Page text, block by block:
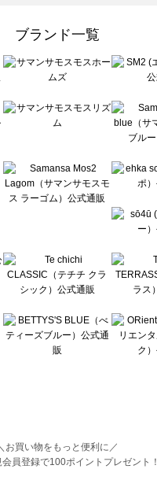
ールインワン一覧
インワン一覧
クラシック）のオールインワン一覧
）のオールインワン一覧
ブルー）のオールインワン一覧
のオールインワン一覧
ブランド一覧
お買い物をもっと便利に／
員登録で100ポイントプレゼント！